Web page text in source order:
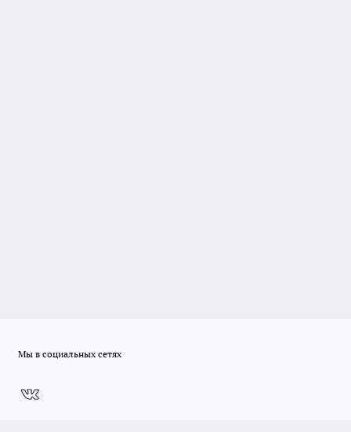
Мы в социальных сетях